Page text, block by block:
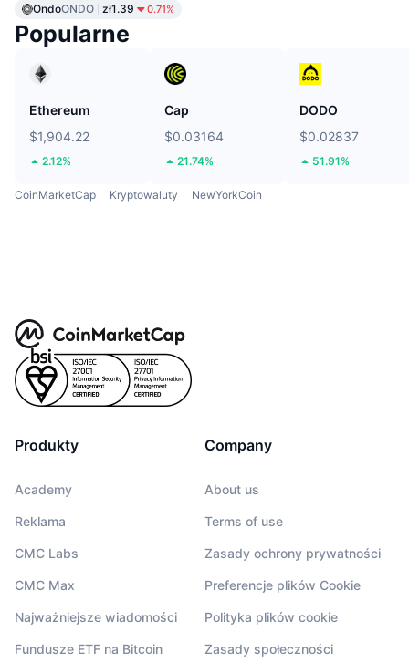
OndoONDO zł1.39 0.71%
Popularne
Ethereum
$1,904.22
2.12%
Cap
$0.03164
21.74%
DODO
$0.02837
51.91%
CoinMarketCap Kryptowaluty NewYorkCoin
Produkty
Academy
Reklama
CMC Labs
CMC Max
Najważniejsze wiadomości
Fundusze ETF na Bitcoin
Company
About us
Terms of use
Zasady ochrony prywatności
Preferencje plików Cookie
Polityka plików cookie
Zasady społeczności